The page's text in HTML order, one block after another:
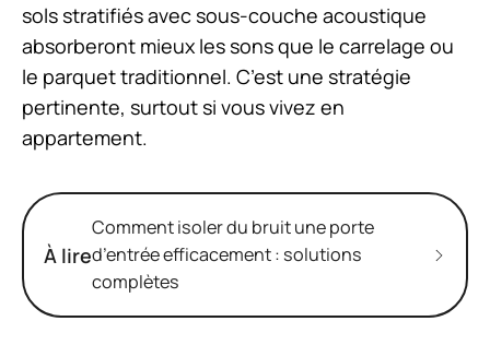
sols stratifiés avec sous-couche acoustique
absorberont mieux les sons que le carrelage ou
le parquet traditionnel. C’est une stratégie
pertinente, surtout si vous vivez en
appartement.
À lire
Comment isoler du bruit une porte
d’entrée efficacement : solutions
complètes